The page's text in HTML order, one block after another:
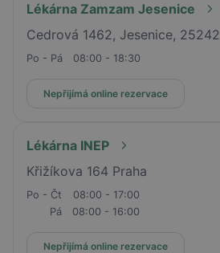
Lékárna Zamzam Jesenice
Cedrová 1462, Jesenice, 25242
Po - Pá 08:00 - 18:30
Nepřijímá online rezervace
Lékárna INEP
Křižíkova 164 Praha
Po - Čt
08:00 - 17:00
Pá
08:00 - 16:00
Nepřijímá online rezervace